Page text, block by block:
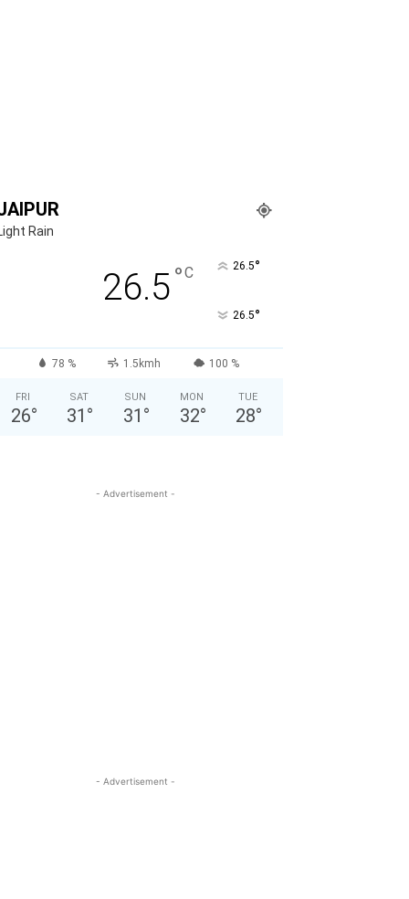
Rain
26.5°C 26.5°
26.5°
78 % 1.5kmh 100 %
FRI
26°
SAT
31 °
SUN
31 °
MON
32°
TUE
28°
- Advertisement -
- Advertisement -